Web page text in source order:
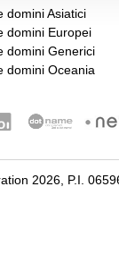
domini Asiatici
domini Europei
domini Generici
domini Oceania
2026, P.I.